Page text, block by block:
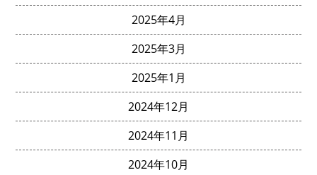
2025年4月
2025年3月
2025年1月
2024年12月
2024年11月
2024年10月